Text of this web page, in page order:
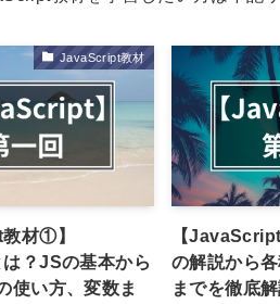
JavaScript教材
材①】
？JSの基本から
い方、変数ま
【
の解説から
までを徹底